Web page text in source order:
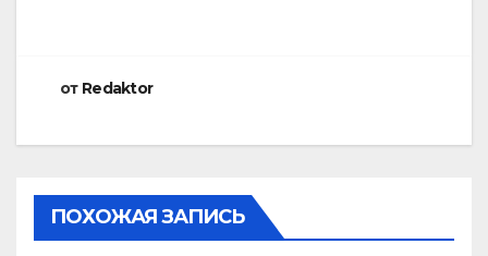
от Redaktor
ПОХОЖАЯ ЗАПИСЬ